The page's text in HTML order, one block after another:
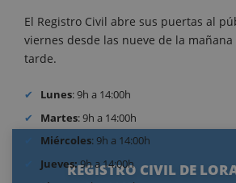
REGISTRO CIVIL DE
El Registro Civil abre sus puertas al
viernes desde las nueve de la
tarde.
Lunes: 9h a 14:00h
Martes: 9h a 14:00h
Miércoles: 9h a 14:00h
Jueves:9h a 14:00h